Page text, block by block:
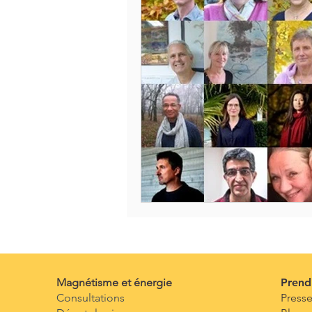
Académie des énergies
Magnétiseur Soins
Canaux énergétiques
Politique de santé Livre
Magnétisme et énergie
Consultations
Presse